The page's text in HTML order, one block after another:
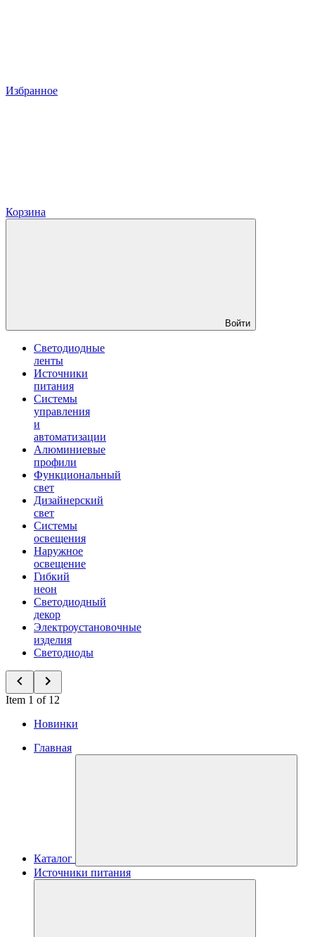
Избранное
Корзина
Войти
Светодиодные
ленты
Источники
питания
Системы
управления
и
автоматизации
Алюминиевые
профили
Функциональный
свет
Дизайнерский
свет
Системы
освещения
Наружное
освещение
Гибкий
неон
Светодиодный
декор
Электроустановочные
изделия
Светодиоды
Item 1 of 12
Новинки
Главная
Каталог
Источники питания